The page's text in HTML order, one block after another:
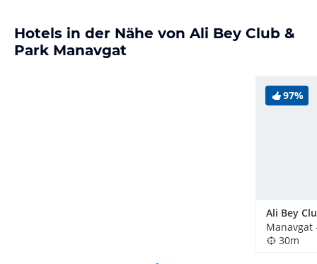
Hotels in der Nähe von Ali Bey Club &
Park Manavgat
97%
Ali Bey
Manavgat
30m